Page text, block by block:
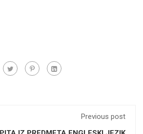
Previous post